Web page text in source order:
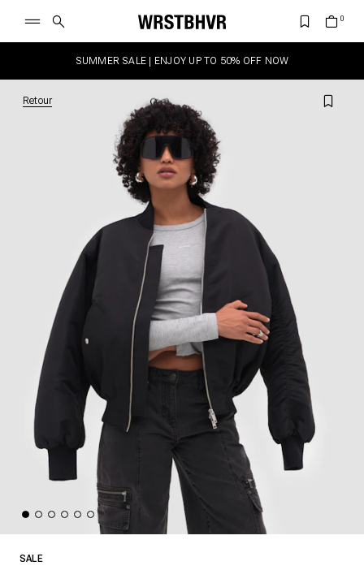
SUMMER SALE | ENJOY UP TO 50% OFF NOW
Retour
SALE